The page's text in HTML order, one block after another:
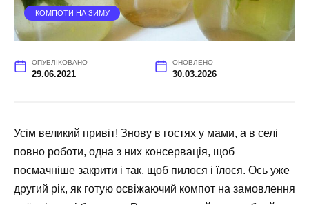
КОМПОТИ НА ЗИМУ
ОПУБЛІКОВАНО
29.06.2021
ОНОВЛЕНО
30.03.2026
Усім великий привіт! Знову в гостях у мами, а в селі
повно роботи, одна з них консервація, щоб
посмачніше закрити і так, щоб пилося і їлося. Ось уже
другий рік, як готую освіжаючий компот на замовлення